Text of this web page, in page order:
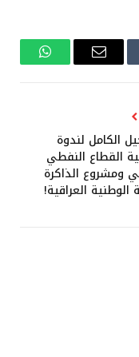
البريد
واتساب
الكامل لندوة
القطاع النفطي
ومشروع الذاكرة
الوطنية العراقية!